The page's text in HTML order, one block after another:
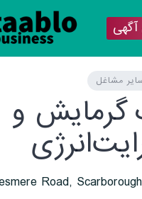
آگهی
مشاغل
گرمایش و
Road,